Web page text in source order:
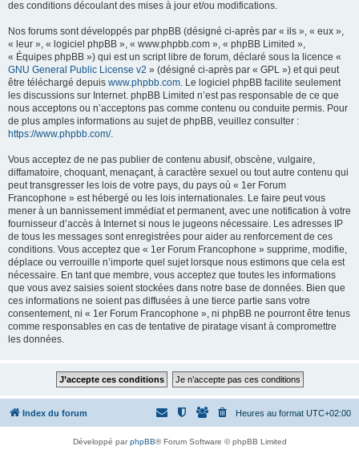
des conditions découlant des mises à jour et/ou modifications.
Nos forums sont développés par phpBB (désigné ci-après par « ils », « eux »,
« leur », « logiciel phpBB », « www.phpbb.com », « phpBB Limited »,
« Équipes phpBB ») qui est un script libre de forum, déclaré sous la licence «
GNU General Public License v2 » (désigné ci-après par « GPL ») et qui peut
être téléchargé depuis www.phpbb.com. Le logiciel phpBB facilite seulement
les discussions sur Internet. phpBB Limited n’est pas responsable de ce que
nous acceptons ou n’acceptons pas comme contenu ou conduite permis. Pour
de plus amples informations au sujet de phpBB, veuillez consulter :
https://www.phpbb.com/.
Vous acceptez de ne pas publier de contenu abusif, obscène, vulgaire,
diffamatoire, choquant, menaçant, à caractère sexuel ou tout autre contenu qui
peut transgresser les lois de votre pays, du pays où « 1er Forum
Francophone » est hébergé ou les lois internationales. Le faire peut vous
mener à un bannissement immédiat et permanent, avec une notification à votre
fournisseur d’accès à Internet si nous le jugeons nécessaire. Les adresses IP
de tous les messages sont enregistrées pour aider au renforcement de ces
conditions. Vous acceptez que « 1er Forum Francophone » supprime, modifie,
déplace ou verrouille n’importe quel sujet lorsque nous estimons que cela est
nécessaire. En tant que membre, vous acceptez que toutes les informations
que vous avez saisies soient stockées dans notre base de données. Bien que
ces informations ne soient pas diffusées à une tierce partie sans votre
consentement, ni « 1er Forum Francophone », ni phpBB ne pourront être tenus
comme responsables en cas de tentative de piratage visant à compromettre
les données.
Index du forum Heures au format UTC+02:00
Développé parphpBB® Forum Software © phpBB Limited